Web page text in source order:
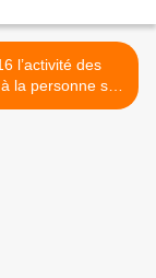
l’activité des
la personne se
stabilise >